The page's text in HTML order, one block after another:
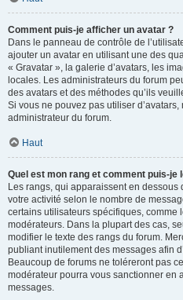
Comment puis-je afficher un avatar ?
Dans le panneau de contrôle de
ajouter un avatar en utilisant une des
« Gravatar », la galerie d’avatars, les
locales. Les administrateurs du forum
des avatars et des méthodes qu’ils
Si vous ne pouvez pas utiliser
administrateur du forum.
Haut
Quel est mon rang et comment puis-je
Les rangs, qui apparaissent en dessous
votre activité selon le nombre de
certains utilisateurs spécifiques, comme
modérateurs. Dans la plupart des cas,
modifier le texte des rangs du forum.
publiant inutilement des messages afin
Beaucoup de forums ne toléreront pas
modérateur pourra vous sanctionner en
messages.